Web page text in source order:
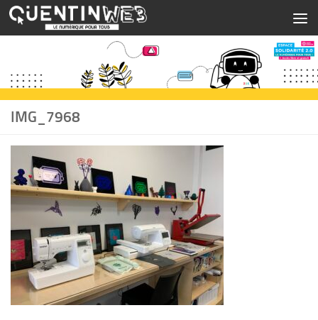
Skip to content
IMG_7968